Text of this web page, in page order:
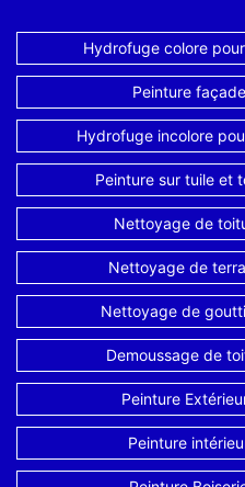
Hydrofuge colore
Peinture
Hydrofuge incolore
Peinture sur tuile et
Nettoyage de
Nettoyage de
Nettoyage de
Demoussage de
Peinture
Peinture